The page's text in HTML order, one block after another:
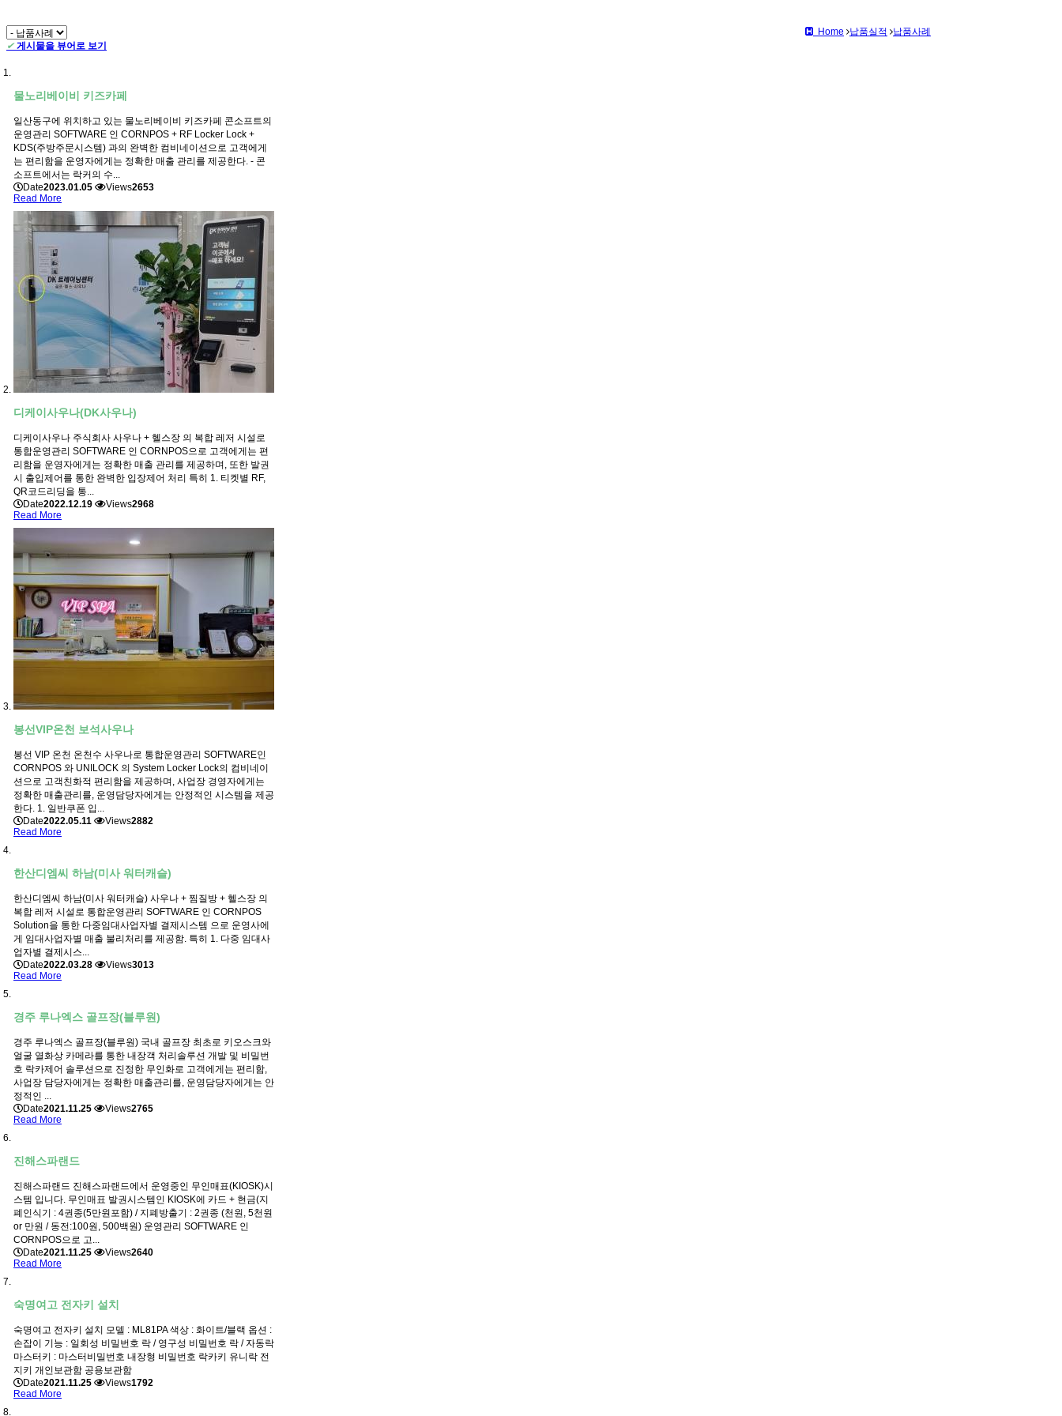
Home 납품실적
납품사례
✔ 게시물을 뷰어로 보기
물노리베이비 키즈카페
일산동구에 위치하고 있는 물노리베이비 키즈카페 콘소프트의
운영관리 SOFTWARE 인 CORNPOS + RF Locker Lock +
KDS(주방주문시스템) 과의 완벽한 컴비네이션으로 고객에게
는 편리함을 운영자에게는 정확한 매출 관리를 제공한다. - 콘
소프트에서는 락커의 수...
Date2023.01.05 Views2653
Read More
디케이사우나(DK사우나)
디케이사우나 주식회사 사우나 + 헬스장 의 복합 레저 시설로
통합운영관리 SOFTWARE 인 CORNPOS으로 고객에게는 편
리함을 운영자에게는 정확한 매출 관리를 제공하며, 또한 발권
시 출입제어를 통한 완벽한 입장제어 처리 특히 1. 티켓별 RF,
QR코드리딩을 통...
Date2022.12.19 Views2968
Read More
봉선VIP온천 보석사우나
봉선 VIP 온천 온천수 사우나로 통합운영관리 SOFTWARE인
CORNPOS 와 UNILOCK 의 System Locker Lock의 컴비네이
션으로 고객친화적 편리함을 제공하며, 사업장 경영자에게는
정확한 매출관리를, 운영담당자에게는 안정적인 시스템을 제공
한다. 1. 일반쿠폰 입...
Date2022.05.11 Views2882
Read More
한산디엠씨 하남(미사 워터캐슬)
한산디엠씨 하남(미사 워터캐슬) 사우나 + 찜질방 + 헬스장 의
복합 레저 시설로 통합운영관리 SOFTWARE 인 CORNPOS
Solution을 통한 다중임대사업자별 결제시스템 으로 운영사에
게 임대사업자별 매출 불리처리를 제공함. 특히 1. 다중 임대사
업자별 결제시스...
Date2022.03.28 Views3013
Read More
경주 루나엑스 골프장(블루원)
경주 루나엑스 골프장(블루원) 국내 골프장 최초로 키오스크와
얼굴 열화상 카메라를 통한 내장객 처리솔루션 개발 및 비밀번
호 락카제어 솔루션으로 진정한 무인화로 고객에게는 편리함,
사업장 담당자에게는 정확한 매출관리를, 운영담당자에게는 안
정적인 ...
Date2021.11.25 Views2765
Read More
진해스파랜드
진해스파랜드 진해스파랜드에서 운영중인 무인매표(KIOSK)시
스템 입니다. 무인매표 발권시스템인 KIOSK에 카드 + 현금(지
폐인식기 : 4권종(5만원포함) / 지폐방출기 : 2권종 (천원, 5천원
or 만원 / 동전:100원, 500백원) 운영관리 SOFTWARE 인
CORNPOS으로 고...
Date2021.11.25 Views2640
Read More
숙명여고 전자키 설치
숙명여고 전자키 설치 모델 : ML81PA 색상 : 화이트/블랙 옵션 :
손잡이 기능 : 일회성 비밀번호 락 / 영구성 비밀번호 락 / 자동락
마스터키 : 마스터비밀번호 내장형 비밀번호 락카키 유니락 전
지키 개인보관함 공용보관함
Date2021.11.25 Views1792
Read More